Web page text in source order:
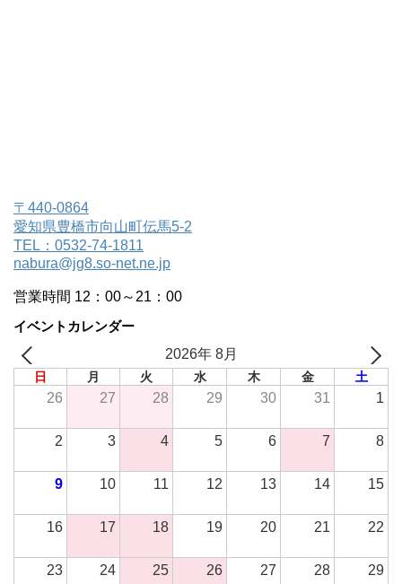
〒440-0864
愛知県豊橋市向山町伝馬5-2
TEL：0532-74-1811
nabura@jg8.so-net.ne.jp
営業時間 12：00～21：00
イベントカレンダー
2026年 8月
日 月 火 水 木 金 土
26 27 28 29 30 31 1
2 3 4 5 6 7 8
9 10 11 12 13 14 15
16 17 18 19 20 21 22
23 24 25 26 27 28 29